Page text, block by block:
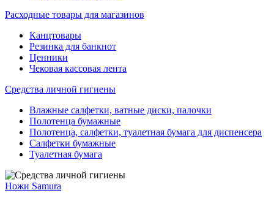
Расходные товары для магазинов
Канцтовары
Резинка для банкнот
Ценники
Чековая кассовая лента
Средства личной гигиены
Влажные салфетки, ватные диски, палочки
Полотенца бумажные
Полотенца, салфетки, туалетная бумага для диспенсера
Салфетки бумажные
Туалетная бумага
Ножи Samura